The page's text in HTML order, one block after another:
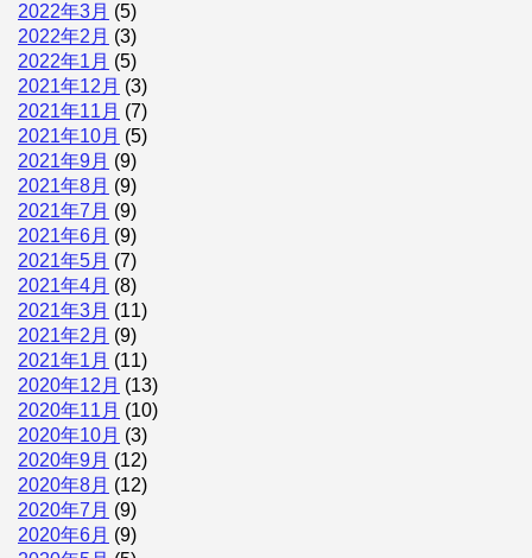
2022年3月 (5)
2022年2月 (3)
2022年1月 (5)
2021年12月 (3)
2021年11月 (7)
2021年10月 (5)
2021年9月 (9)
2021年8月 (9)
2021年7月 (9)
2021年6月 (9)
2021年5月 (7)
2021年4月 (8)
2021年3月 (11)
2021年2月 (9)
2021年1月 (11)
2020年12月 (13)
2020年11月 (10)
2020年10月 (3)
2020年9月 (12)
2020年8月 (12)
2020年7月 (9)
2020年6月 (9)